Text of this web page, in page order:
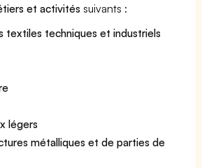
et activités suivants :
textiles techniques et industriels
légers
métalliques et de parties de